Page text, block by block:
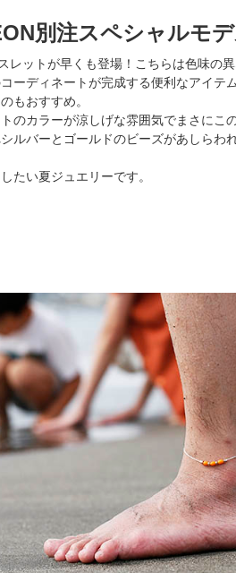
別注スペシャルモ
レットが早くも登場！こちらは色味の
ーディネートが完成する便利なアイテ
もおすすめ。
のカラーが涼しげな雰囲気でまさにこ
ルバーとゴールドのビーズがあしらわ
たい夏ジュエリーです。